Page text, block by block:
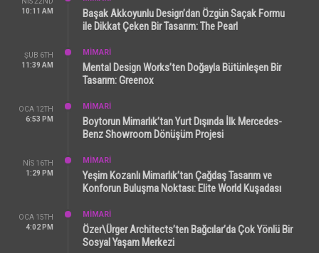
10:11 AM
Başak Akkoyunlu Design’dan Özgün Saçak Formu
ile Dikkat Çeken Bir Tasarım: The Pearl
ŞUB 6TH
11:39 AM
MİMARİ
Mental Design Works’ten Doğayla Bütünleşen Bir
Tasarım: Greenox
OCA 12TH
6:53 PM
MİMARİ
Boytorun Mimarlık’tan Yurt Dışında İlk Mercedes-
Benz Showroom Dönüşüm Projesi
NIS 16TH
1:29 PM
MİMARİ
Yeşim Kozanlı Mimarlık’tan Çağdaş Tasarım ve
Konforun Buluşma Noktası: Elite World Kuşadası
OCA 15TH
4:02 PM
MİMARİ
Özer\Ürger Architects’ten Bağcılar’da Çok Yönlü Bir
Sosyal Yaşam Merkezi